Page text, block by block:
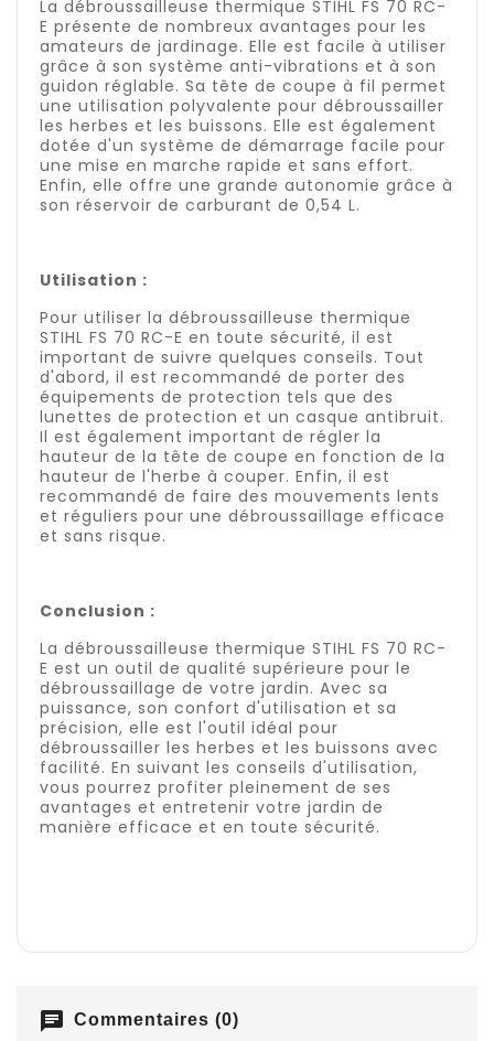
La débroussailleuse thermique STIHL FS 70 RC-
E présente de nombreux avantages pour les
amateurs de jardinage. Elle est facile à utiliser
grâce à son système anti-vibrations et à son
guidon réglable. Sa tête de coupe à fil permet
une utilisation polyvalente pour débroussailler
les herbes et les buissons. Elle est également
dotée d'un système de démarrage facile pour
une mise en marche rapide et sans effort.
Enfin, elle offre une grande autonomie grâce à
son réservoir de carburant de 0,54 L.
Utilisation :
Pour utiliser la débroussailleuse thermique
STIHL FS 70 RC-E en toute sécurité, il est
important de suivre quelques conseils. Tout
d'abord, il est recommandé de porter des
équipements de protection tels que des
lunettes de protection et un casque antibruit.
Il est également important de régler la
hauteur de la tête de coupe en fonction de la
hauteur de l'herbe à couper. Enfin, il est
recommandé de faire des mouvements lents
et réguliers pour une débroussaillage efficace
et sans risque.
Conclusion :
La débroussailleuse thermique STIHL FS 70 RC-
E est un outil de qualité supérieure pour le
débroussaillage de votre jardin. Avec sa
puissance, son confort d'utilisation et sa
précision, elle est l'outil idéal pour
débroussailler les herbes et les buissons avec
facilité. En suivant les conseils d'utilisation,
vous pourrez profiter pleinement de ses
avantages et entretenir votre jardin de
manière efficace et en toute sécurité.
chat Commentaires (0)